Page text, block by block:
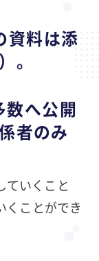
料は添
。
へ公開
者のみ
ていくこと
くことができ